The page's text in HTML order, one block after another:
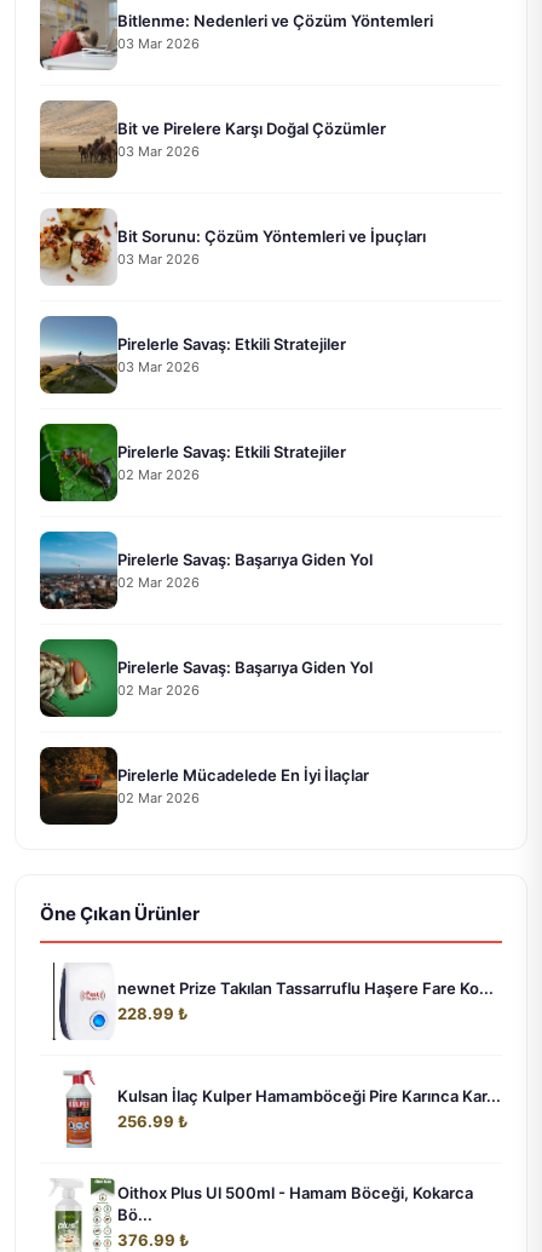
Bitlenme: Nedenleri ve Çözüm Yöntemleri
03 Mar 2026
Bit ve Pirelere Karşı Doğal Çözümler
03 Mar 2026
Bit Sorunu: Çözüm Yöntemleri ve İpuçları
03 Mar 2026
Pirelerle Savaş: Etkili Stratejiler
03 Mar 2026
Pirelerle Savaş: Etkili Stratejiler
02 Mar 2026
Pirelerle Savaş: Başarıya Giden Yol
02 Mar 2026
Pirelerle Savaş: Başarıya Giden Yol
02 Mar 2026
Pirelerle Mücadelede En İyi İlaçlar
02 Mar 2026
Öne Çıkan Ürünler
newnet Prize Takılan Tassarruflu Haşere Fare Ko...
228.99 ₺
Kulsan İlaç Kulper Hamamböceği Pire Karınca Kar...
256.99 ₺
Oithox Plus Ul 500ml - Hamam Böceği, Kokarca
Bö...
376.99 ₺